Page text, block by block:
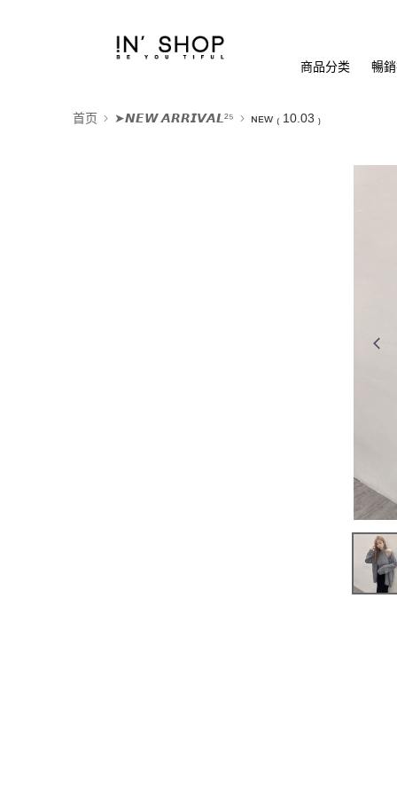
商品分类 暢
首页 ➤𝙉𝙀𝙒 𝘼𝙍𝙍𝙄𝙑𝘼𝙇²⁵ ɴᴇᴡ ₍ 10.03 ₎